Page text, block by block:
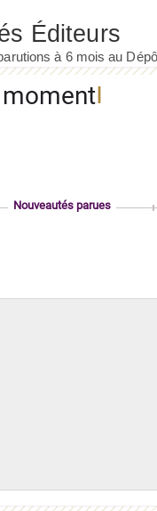
Nouveautés parues